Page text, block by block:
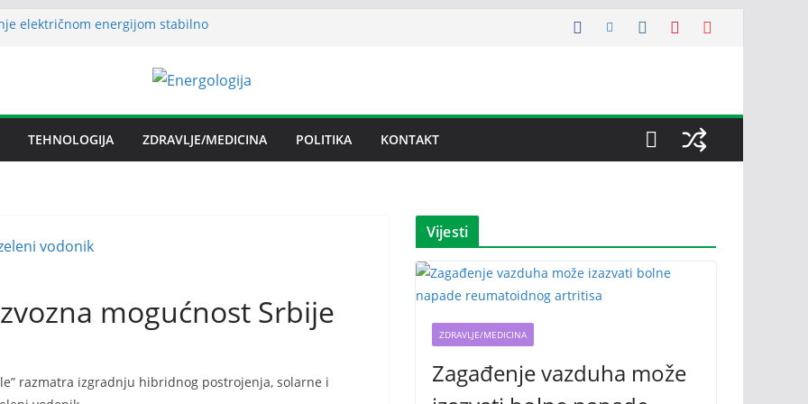
električnom energijom stabilno
Zenica: moguće donošenje odluke
spor RiTE Ugljevik i Elektrogospodarstva
TEHNOLOGIJA ZDRAVLJE/MEDICINA POLITIKA KONTAKT
mogućnost Srbije
razmatra izgradnju hibridnog postrojenja, solarne i
Vijesti
ZDRAVLJE/MEDICINA
Zagađenje vazduha može